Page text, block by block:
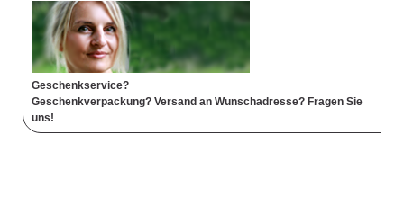
Geschenkservice?
Geschenkverpackung? Versand an Wunschadresse? Fragen Sie
uns!